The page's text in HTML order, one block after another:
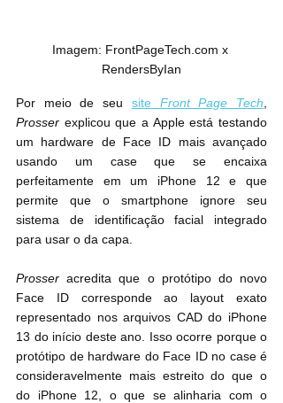
Imagem: FrontPageTech.com x
RendersByIan
Por meio de seu site Front Page Tech
Prosser explicou que a Apple está testando
um hardware de Face ID mais avançado
usando um case que se encaixa
perfeitamente em um iPhone 12 e que
permite que o ‌smartphone ignore seu
sistema de identificação facial integrado
para usar o da capa.
Prosser acredita que o protótipo do novo
Face ID corresponde ao layout exato
representado nos arquivos CAD do iPhone
13 do início deste ano. Isso ocorre porque o
protótipo de hardware do Face ID no case é
consideravelmente mais estreito do que o
do ‌iPhone 12‌, o que se alinharia com o